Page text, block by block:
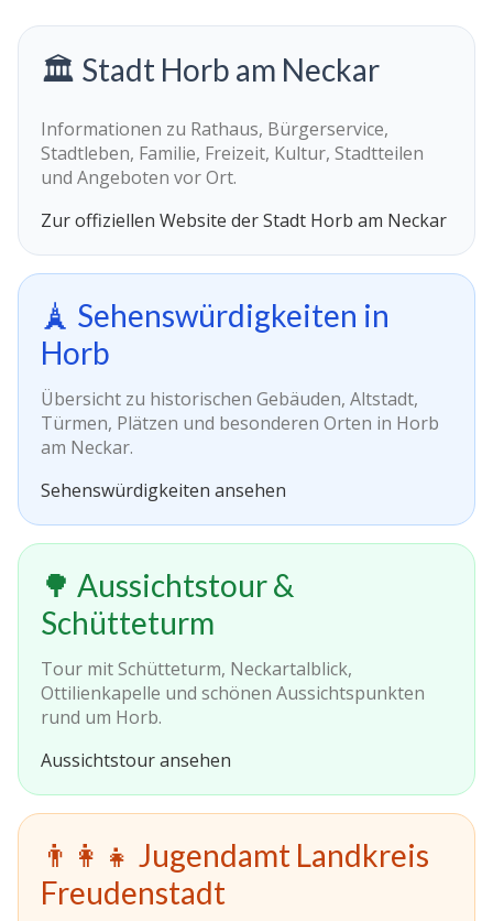
🏛️ Stadt Horb am Neckar
Informationen zu Rathaus, Bürgerservice,
Stadtleben, Familie, Freizeit, Kultur, Stadtteilen
und Angeboten vor Ort.
Zur offiziellen Website der Stadt Horb am Neckar
🗼 Sehenswürdigkeiten in
Horb
Übersicht zu historischen Gebäuden, Altstadt,
Türmen, Plätzen und besonderen Orten in Horb
am Neckar.
Sehenswürdigkeiten ansehen
🌳 Aussichtstour &
Schütteturm
Tour mit Schütteturm, Neckartalblick,
Ottilienkapelle und schönen Aussichtspunkten
rund um Horb.
Aussichtstour ansehen
👨‍👩‍👧 Jugendamt Landkreis
Freudenstadt